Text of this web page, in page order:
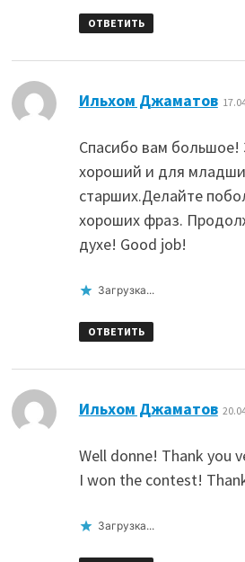
ОТВЕТИТЬ
Ильхом Джаматов:
Спасибо вам большое!
хороший и для
старших.Делайте
хороших фраз.
духе! Good job!
Загрузка...
ОТВЕТИТЬ
Ильхом Джаматов:
Well donne! Thank you
I won the contest!
Загрузка...